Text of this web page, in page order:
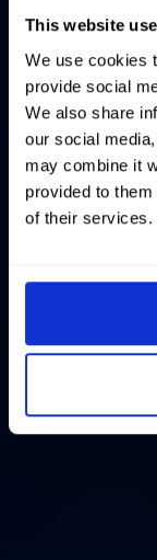
This website
We use cookies
provide social
We also share
our social
may combine it
provided to
of their services.